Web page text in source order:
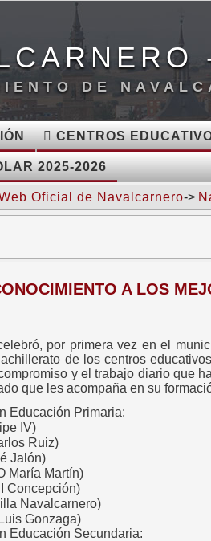
DE
CENTROS
2025-2026
Oficial de Navalcarnero->
A LOS
por primera vez en el
de los centros
y el trabajo diario que
que les acompaña en su
Educación Primaria:
IV)
Ruiz)
Jalón)
María Martín)
Concepción)
Navalcarnero)
Gonzaga)
Educación Secundaria: